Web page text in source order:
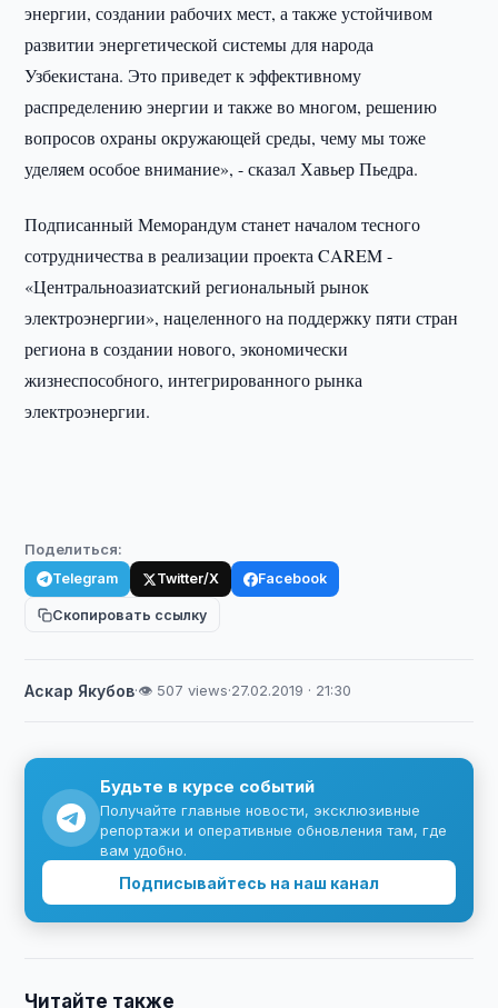
энергии, создании рабочих мест, а также устойчивом
развитии энергетической системы для народа
Узбекистана. Это приведет к эффективному
распределению энергии и также во многом, решению
вопросов охраны окружающей среды, чему мы тоже
уделяем особое внимание», - сказал Хавьер Пьедра.
Подписанный Меморандум станет началом тесного
сотрудничества в реализации проекта CAREM -
«Центральноазиатский региональный рынок
электроэнергии», нацеленного на поддержку пяти стран
региона в создании нового, экономически
жизнеспособного, интегрированного рынка
электроэнергии.
Поделиться:
Telegram Twitter/X Facebook
Скопировать ссылку
Аскар Якубов·👁 507 views·27.02.2019 · 21:30
Будьте в курсе событий
Получайте главные новости, эксклюзивные
репортажи и оперативные обновления там, где
вам удобно.
Подписывайтесь на наш канал
Читайте также